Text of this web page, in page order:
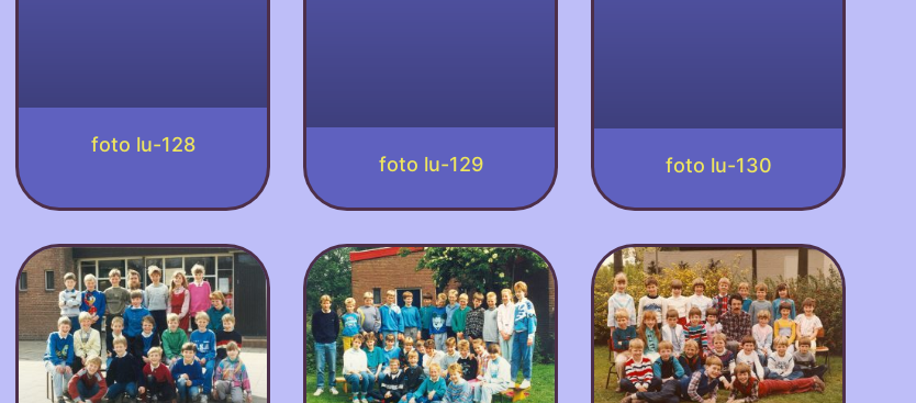
foto lu-128
foto lu-129
foto lu-130